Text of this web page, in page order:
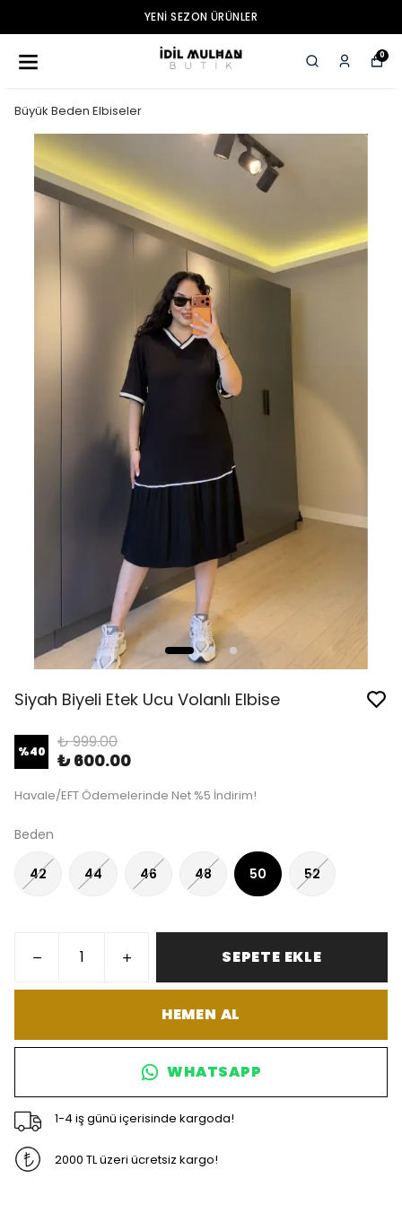
YENI SEZON ÜRÜNLER
0
Büyük Beden Elbiseler
Siyah Biyeli Etek Ucu Volanlı Elbise
%40 ₺ 999.00
₺ 600.00
Havale/EFT Ödemelerinde Net %5 İndirim!
Beden
42 44 46 48 50 52
SEPETE EKLE
HEMEN AL
WHATSAPP
1-4 iş günü içerisinde kargoda!
2000 TL üzeri ücretsiz kargo!